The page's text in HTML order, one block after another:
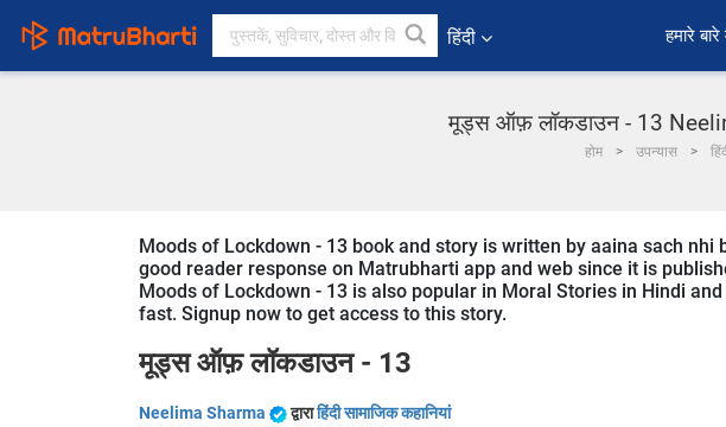
हिंदी हमारे
मूड्स ऑफ़ लॉकडाउन - 13 Neelima
होम उपन्यास
Moods of Lockdown - 13 book and story is written by aaina sach nhi
good reader response on Matrubharti app and web since it is
Moods of Lockdown - 13 is also popular in Moral Stories in Hindi
fast. Signup now to get access to this story.
मूड्स ऑफ़ लॉकडाउन - 13
Neelima Sharma द्वाराहिंदी सामाजिक कहानियां